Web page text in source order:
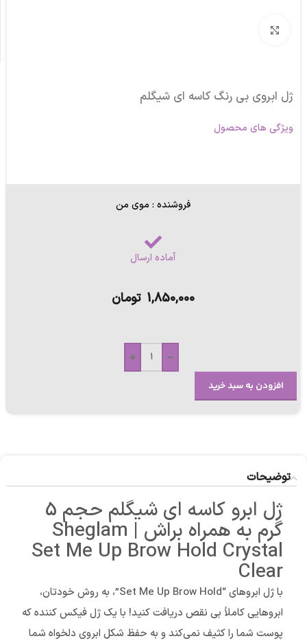
ژل ابروی بی رنگ کاسه ای شیگلم
ویژگی های محصول
فروشنده : موی من
آماده ارسال
1,850,000 تومان
-
+
افزودن به سبد خرید
توضیحات
ژل ابرو کاسه ای شیگلم حجم 5
گرم به همراه براش | Sheglam
Set Me Up Brow Hold Crystal
Clear
با ژل ابروهای “Set Me Up Brow Hold”، به روش خودتان،
ابروهایی کاملاً بی نقص دریافت کنید! با یک ژل فیکس کننده که
پوست شما را کثیف نمی‌کند و به حفظ شکل ابروی دلخواه شما